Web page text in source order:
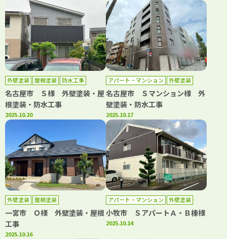
外壁塗装 屋根塗装 防水工事
名古屋市 Ｓ様 外壁塗装・屋
根塗装・防水工事
2025.10.20
アパート・マンション
外壁塗装
防水工事
名古屋市 Ｓマンション様 外
壁塗装・防水工事
2025.10.17
外壁塗装 屋根塗装
一宮市 Ｏ様 外壁塗装・屋根
工事
2025.10.16
アパート・マンション
外壁塗装
屋根塗装
小牧市 ＳアパートＡ・Ｂ棟様
2025.10.14